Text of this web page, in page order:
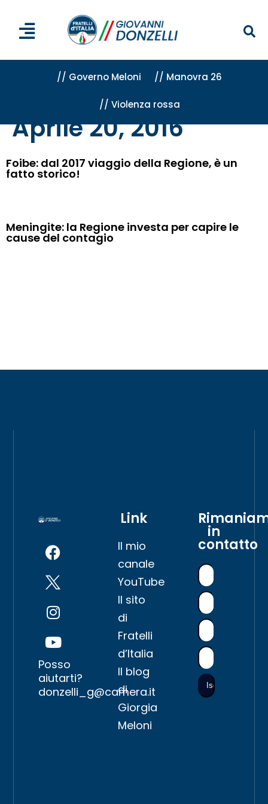
// Governo Meloni // Manovra 26
// Violenza rossa
Archivi per 20 Aprile 2016
Aprile 20, 2016
Foibe: dal 2017 viaggio della Regione, è un
fatto storico!
Meningite: la Regione investa per capire le
cause del contagio
Posso
aiutarti?
donzelli_g@camera.it
Link
Il mio
canale
YouTube
Il sito
di
Fratelli
d’Italia
Il blog
di
Giorgia
Meloni
in
contatto